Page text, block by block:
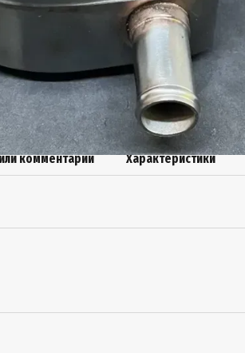
комментарий Характеристики